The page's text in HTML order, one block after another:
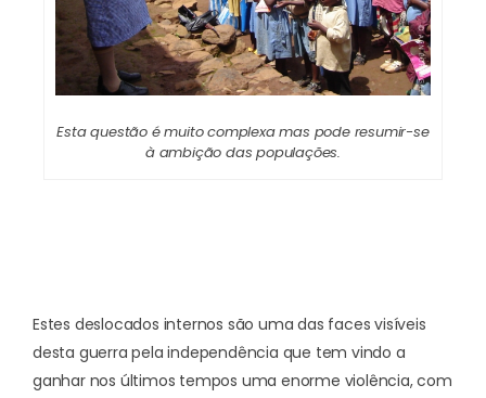
Esta questão é muito complexa mas pode resumir-se
à ambição das populações.
Estes deslocados internos são uma das faces visíveis
desta guerra pela independência que tem vindo a
ganhar nos últimos tempos uma enorme violência, com